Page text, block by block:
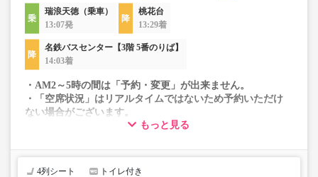
瑞浪天徳（乗車）
13:07発
桃花台
13:29着
名鉄バスセンター【3階 5番のりば】
14:03着
・AM2～5時の間は「予約・変更」が出来ません。
・「空席状況」はリアルタイムではないため予約いただけ
ない場合がございます。
・車両は予告なく変更となる場合がございます。これに伴
で、あらかじめご了承ください。
もっと見る
4列シート トイレ付き